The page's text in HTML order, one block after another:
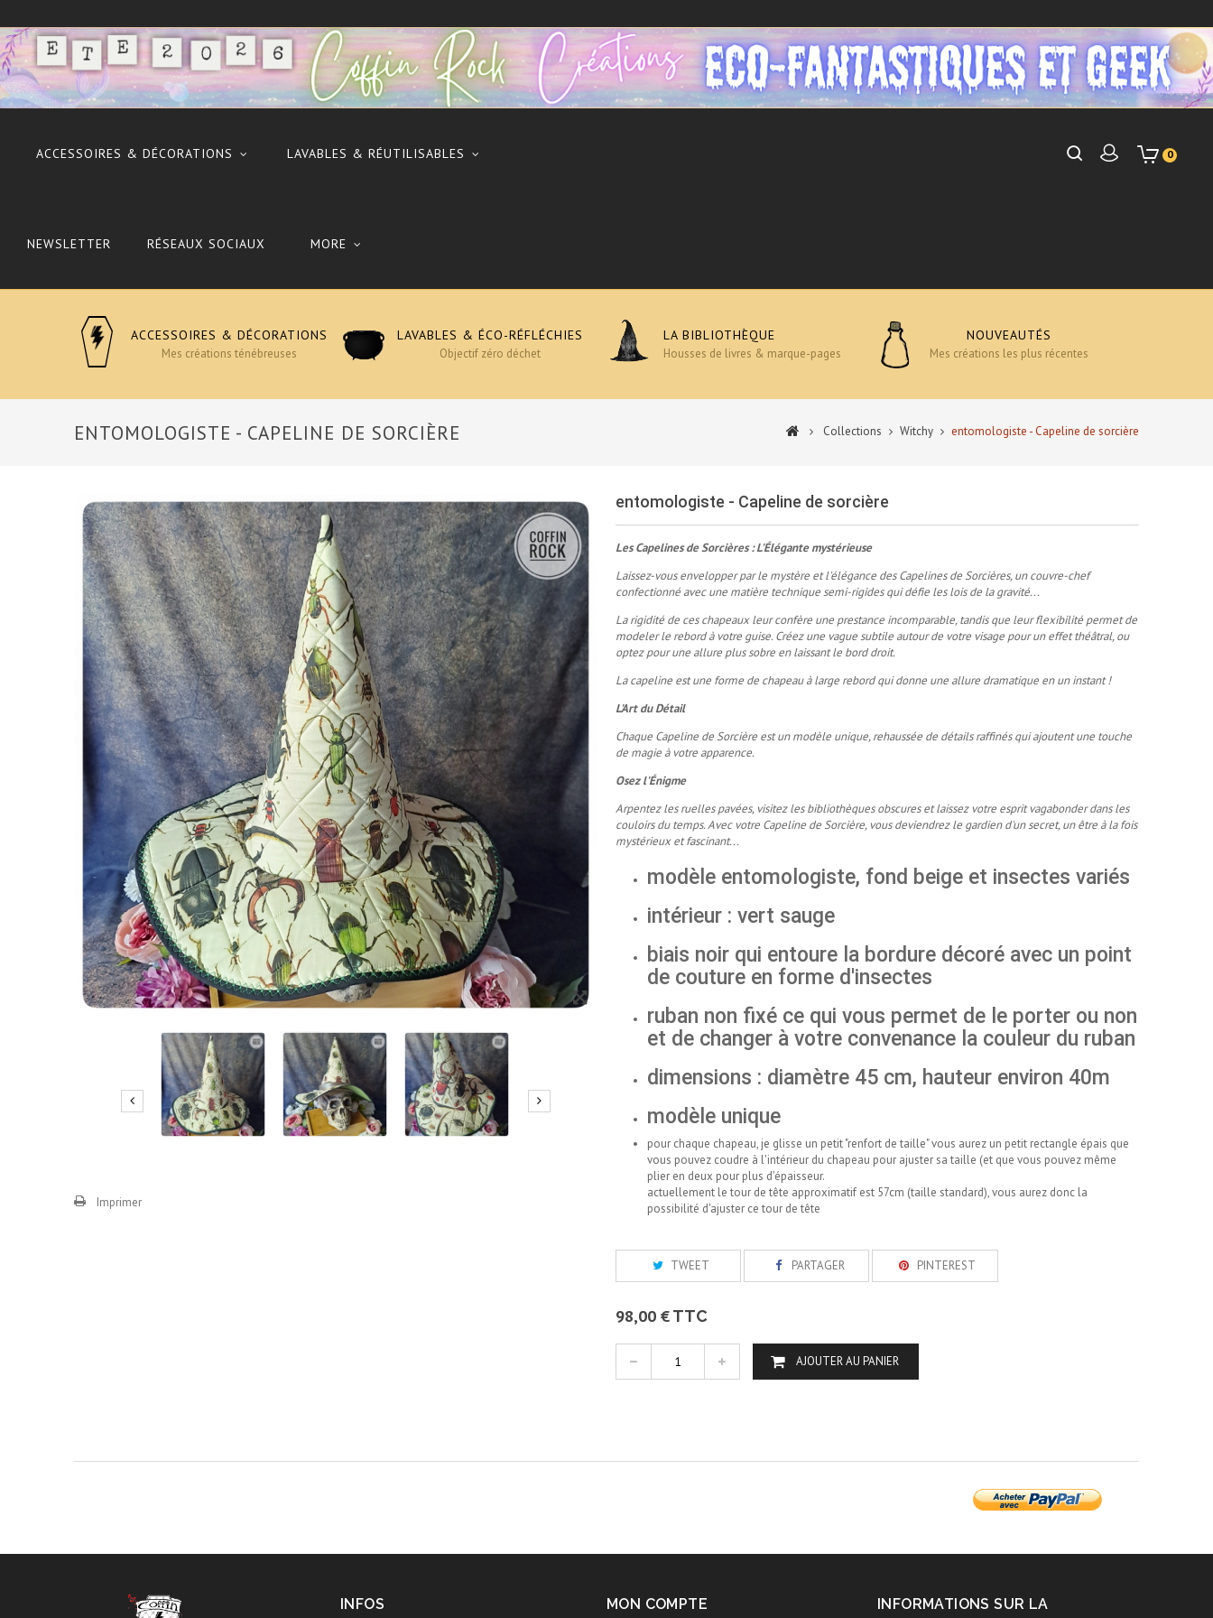
0
ACCESSOIRES & DÉCORATIONS LAVABLES & RÉUTILISABLES
NEWSLETTER RÉSEAUX SOCIAUX MORE
ACCESSOIRES & DÉCORATIONS
Mes créations ténébreuses
LAVABLES & ÉCO-RÉFLÉCHIES
Objectif zéro déchet
LA BIBLIOTHÈQUE
Housses de livres & marque-pages
NOUVEAUTÉS
Mes créations les plus récentes
ENTOMOLOGISTE - CAPELINE DE SORCIÈRE Collections Witchy entomologiste - Capeline de sorcière
Imprimer
entomologiste - Capeline de sorcière
Les Capelines de Sorcières : L'Élégante mystérieuse
Laissez-vous envelopper par le mystère et l'élégance des Capelines de Sorcières, un couvre-chef
confectionné avec une matière technique semi-rigides qui défie les lois de la gravité...
La rigidité de ces chapeaux leur confère une prestance incomparable, tandis que leur flexibilité permet de
modeler le rebord à votre guise. Créez une vague subtile autour de votre visage pour un effet théâtral, ou
optez pour une allure plus sobre en laissant le bord droit.
La capeline est une forme de chapeau à large rebord qui donne une allure dramatique en un instant !
L'Art du Détail
Chaque Capeline de Sorcière est un modèle unique, rehaussée de détails raffinés qui ajoutent une touche
de magie à votre apparence.
Osez l'Énigme
Arpentez les ruelles pavées, visitez les bibliothèques obscures et laissez votre esprit vagabonder dans les
couloirs du temps. Avec votre Capeline de Sorcière, vous deviendrez le gardien d'un secret, un être à la fois
mystérieux et fascinant...
modèle entomologiste, fond beige et insectes variés
intérieur : vert sauge
biais noir qui entoure la bordure décoré avec un point
de couture en forme d'insectes
ruban non fixé ce qui vous permet de le porter ou non
et de changer à votre convenance la couleur du ruban
dimensions : diamètre 45 cm, hauteur environ 40m
modèle unique
pour chaque chapeau, je glisse un petit "renfort de taille" vous aurez un petit rectangle épais que
vous pouvez coudre à l'intérieur du chapeau pour ajuster sa taille (et que vous pouvez même
plier en deux pour plus d'épaisseur.
actuellement le tour de tête approximatif est 57cm (taille standard), vous aurez donc la
possibilité d'ajuster ce tour de tête
TWEET PARTAGER PINTEREST
98,00 €TTC
AJOUTER AU PANIER
INFOS MON COMPTE
INFORMATIONS SUR LA